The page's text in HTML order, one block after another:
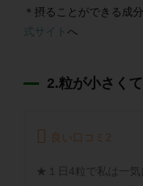
＊摂ることができる成
式サイト へ
2.粒が小さく
良い口コミ2
★１日4粒で私は一気